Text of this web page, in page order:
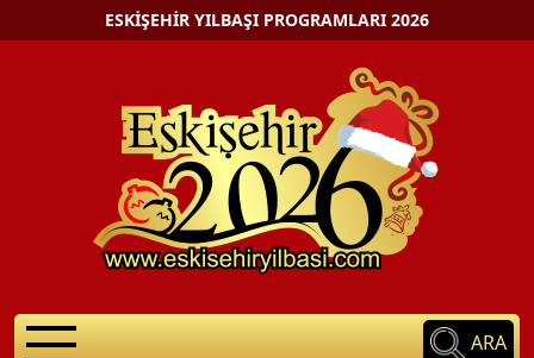
ESKIŞEHIR YILBAŞI PROGRAMLARI 2026
ARA